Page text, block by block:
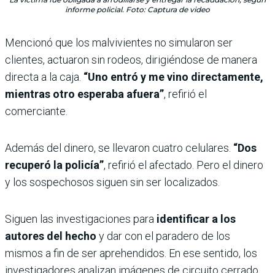
informe policial. Foto: Captura de video
Mencionó que los malvivientes no simularon ser
clientes, actuaron sin rodeos, dirigiéndose de manera
directa a la caja. “Uno entró y me vino directamente,
mientras otro esperaba afuera”, refirió el
comerciante.
Además del dinero, se llevaron cuatro celulares. “Dos
recuperó la policía”, refirió el afectado. Pero el dinero
y los sospechosos siguen sin ser localizados.
Siguen las investigaciones para identificar a los
autores del hecho y dar con el paradero de los
mismos a fin de ser aprehendidos. En ese sentido, los
investigadores analizan imágenes de circuito cerrado.